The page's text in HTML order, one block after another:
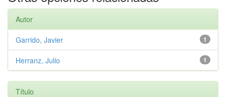
Autor
1
Garrido, Javier
1
Herranz, Julio
Título